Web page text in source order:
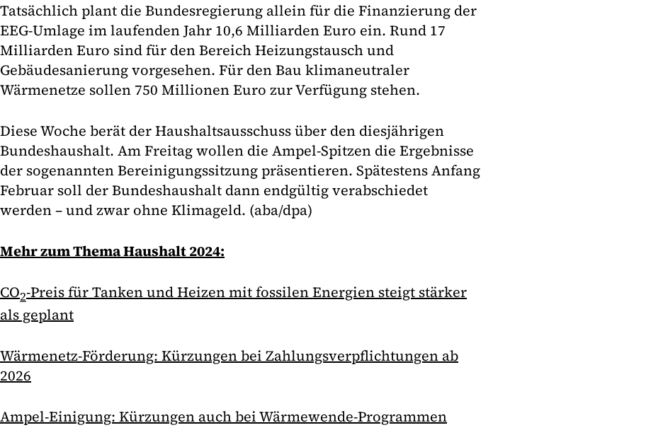
Tatsächlich plant die Bundesregierung allein für die Finanzierung der
EEG-Umlage im laufenden Jahr 10,6 Milliarden Euro ein. Rund 17
Milliarden Euro sind für den Bereich Heizungstausch und
Gebäudesanierung vorgesehen. Für den Bau klimaneutraler
Wärmenetze sollen 750 Millionen Euro zur Verfügung stehen.
Diese Woche berät der Haushaltsausschuss über den diesjährigen
Bundeshaushalt. Am Freitag wollen die Ampel-Spitzen die Ergebnisse
der sogenannten Bereinigungssitzung präsentieren. Spätestens Anfang
Februar soll der Bundeshaushalt dann endgültig verabschiedet
werden – und zwar ohne Klimageld. (aba/dpa)
Mehr zum Thema Haushalt 2024:
CO2-Preis für Tanken und Heizen mit fossilen Energien steigt stärker
als geplant
Wärmenetz-Förderung: Kürzungen bei Zahlungsverpflichtungen ab
2026
Ampel-Einigung: Kürzungen auch bei Wärmewende-Programmen